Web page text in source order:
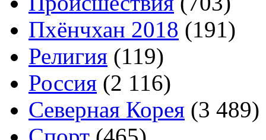
Пхёнчхан 2018 (191)
Религия (119)
Россия (2 116)
Северная Корея (3 489)